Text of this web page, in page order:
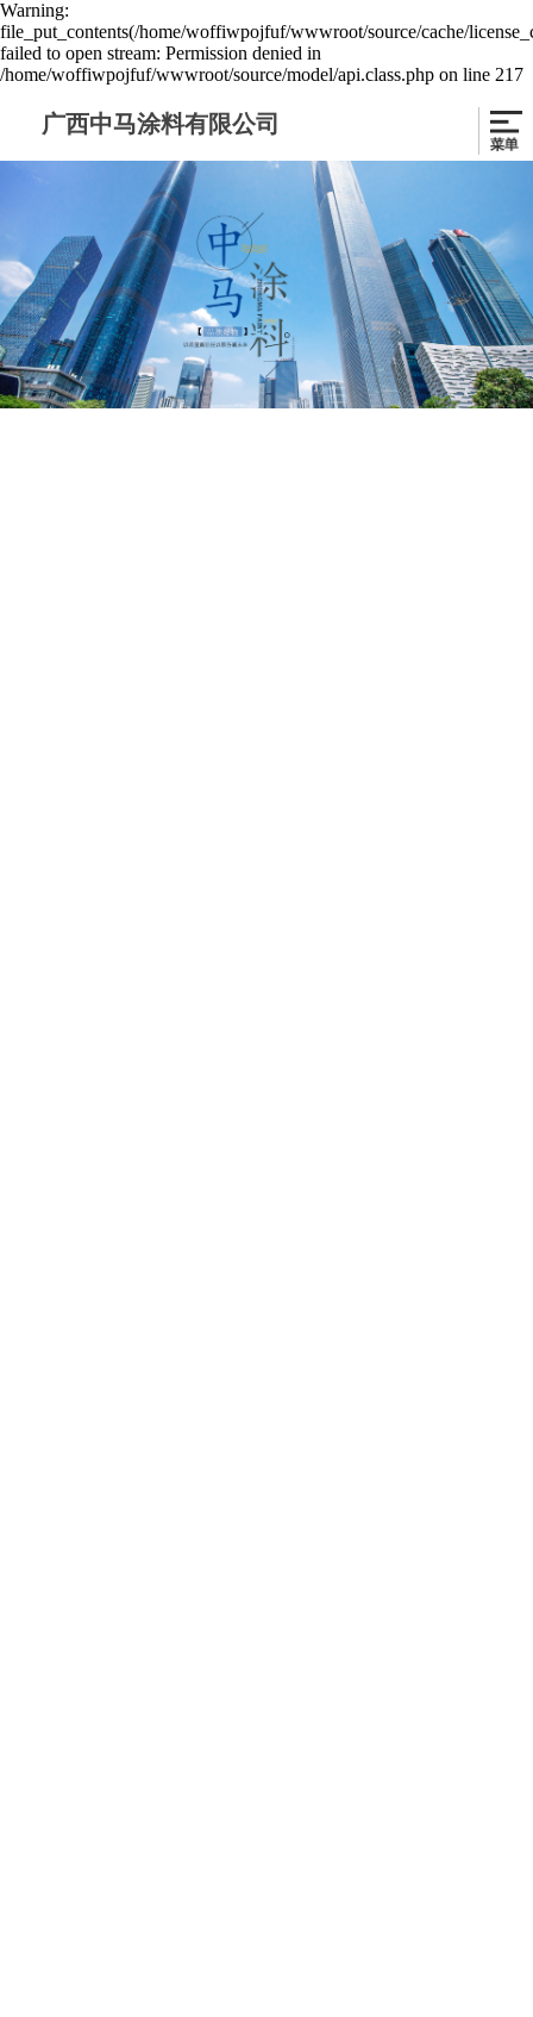
Warning:
file_put_contents(/home/woffiwpojfuf/wwwroot/source/cache/
failed to open stream: Permission denied in
/home/woffiwpojfuf/wwwroot/source/model/api.class.php on line 217
广西中马涂料有限公司